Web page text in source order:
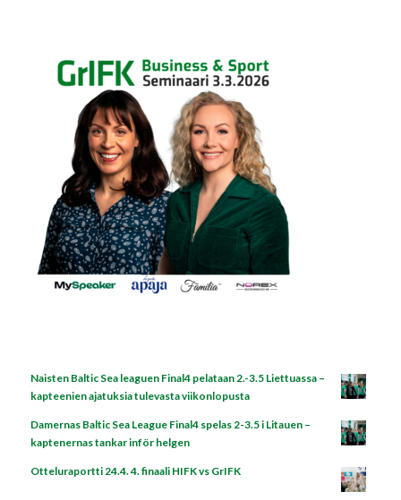
Naisten Baltic Sea leaguen Final4 pelataan 2.-3.5 Liettuassa –
kapteenien ajatuksia tulevasta viikonlopusta
Damernas Baltic Sea League Final4 spelas 2-3.5 i Litauen –
kaptenernas tankar inför helgen
Otteluraportti 24.4. 4. finaali HIFK vs GrIFK